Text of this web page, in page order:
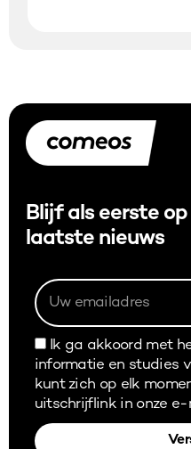
Blijf als eerste
laatste nieuws
Ik ga akkoord met
informatie en studies
kunt zich op elk
uitschrijflink in onze e-